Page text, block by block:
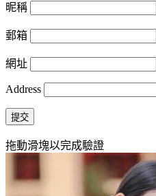
昵稱
郵箱
網址
Address
提交
拖動滑塊以完成驗證